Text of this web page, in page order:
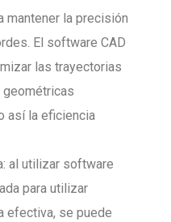
mantener la precisión
El software CAD
las trayectorias
así la eficiencia
al utilizar software
para utilizar
efectiva, se puede